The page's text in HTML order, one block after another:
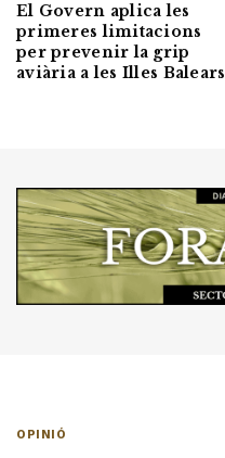
El Govern aplica les
primeres limitacions
per prevenir la grip
aviària a les Illes Balears
OPINIÓ